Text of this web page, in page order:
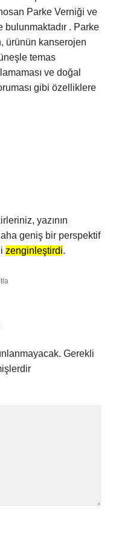
Parke Verniği ve
. Parke
ürünün kanserojen
temas
ve doğal
gibi özelliklere
yazının
geniş bir perspektif
zenginleştirdi.
Gerekli